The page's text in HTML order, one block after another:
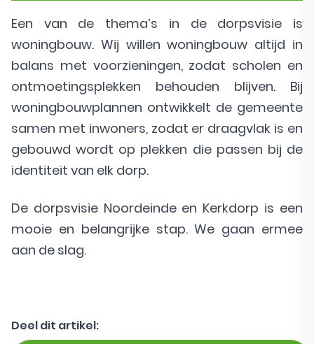
Een van de thema’s in de dorpsvisie is
woningbouw. Wij willen woningbouw altijd in
balans met voorzieningen, zodat scholen en
ontmoetingsplekken behouden blijven. Bij
woningbouwplannen ontwikkelt de gemeente
samen met inwoners, zodat er draagvlak is en
gebouwd wordt op plekken die passen bij de
identiteit van elk dorp.
De dorpsvisie Noordeinde en Kerkdorp is een
mooie en belangrijke stap. We gaan ermee
aan de slag.
Deel dit artikel: